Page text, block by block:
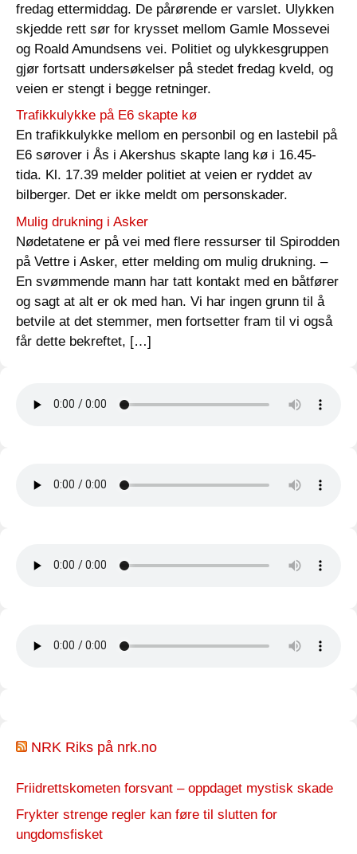
fredag ettermiddag. De pårørende er varslet. Ulykken
skjedde rett sør for krysset mellom Gamle Mossevei
og Roald Amundsens vei. Politiet og ulykkesgruppen
gjør fortsatt undersøkelser på stedet fredag kveld, og
veien er stengt i begge retninger.
Trafikkulykke på E6 skapte kø
En trafikkulykke mellom en personbil og en lastebil på
E6 sørover i Ås i Akershus skapte lang kø i 16.45-
tida. Kl. 17.39 melder politiet at veien er ryddet av
bilberger. Det er ikke meldt om personskader.
Mulig drukning i Asker
Nødetatene er på vei med flere ressurser til Spirodden
på Vettre i Asker, etter melding om mulig drukning. –
En svømmende mann har tatt kontakt med en båtfører
og sagt at alt er ok med han. Vi har ingen grunn til å
betvile at det stemmer, men fortsetter fram til vi også
får dette bekreftet, […]
NRK Riks på nrk.no
Friidrettskometen forsvant – oppdaget mystisk skade
Frykter strenge regler kan føre til slutten for
ungdomsfisket